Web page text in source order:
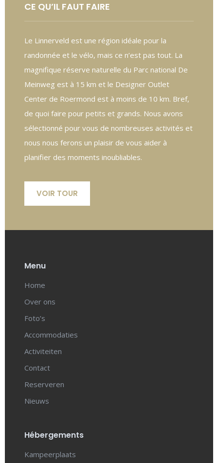
CE QU’IL FAUT FAIRE
Le Linnerveld est une région idéale pour la
randonnée et le vélo, mais ce n’est pas tout. La
magnifique réserve naturelle du Parc national De
Meinweg est à 15 km et le Designer Outlet
Center de Roermond est à moins de 10 km. Bref,
de quoi faire pour petits et grands. Nous avons
sélectionné pour vous de nombreuses activités et
nous nous ferons un plaisir de vous aider à
planifier des moments inoubliables.
VOIR TOUR
Menu
Home
Over ons
Foto’s
Accommodaties
Activiteiten
Contact
Reserveren
Nieuws
Hébergements
Kampeerplaats